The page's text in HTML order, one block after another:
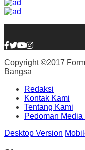
Copyright ©2017
Bangsa
Redaksi
Kontak Kami
Tentang Kami
Pedoman Media
Desktop Version